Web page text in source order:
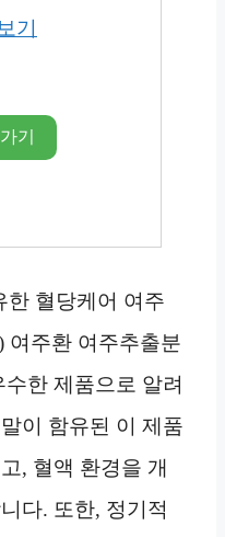
기
기
한 혈당케어 여주
여주환 여주추출분
한 제품으로 알려
이 함유된 이 제품
, 혈액 환경을 개
다. 또한, 정기적